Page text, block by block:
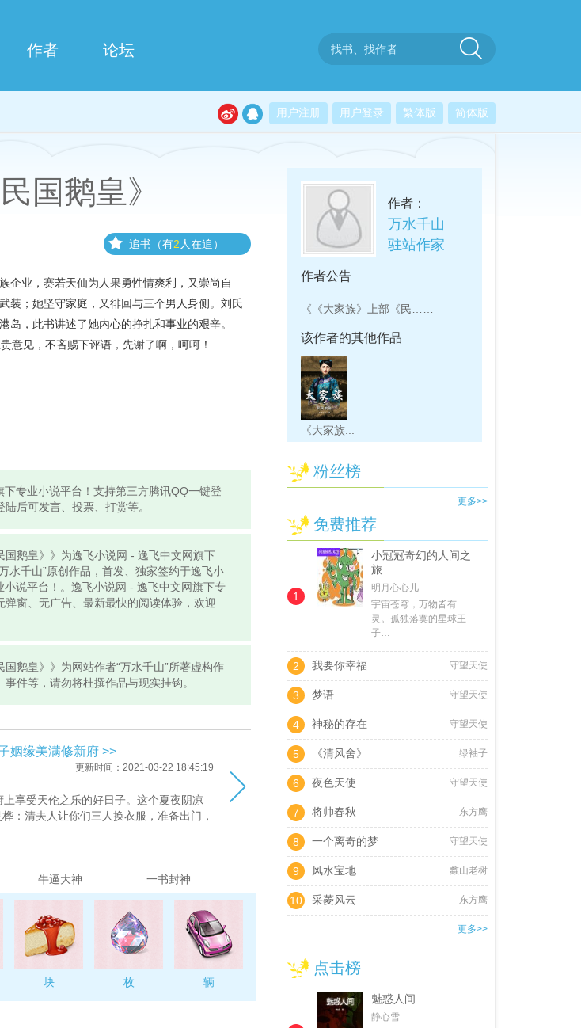
作者 论坛
简体版
繁体版
用户登录
用户注册
国鹅皇》
追书（有2 人在追）
企业，赛若天仙为人果勇性情爽利，又崇尚自
装；她坚守家庭，又徘回与三个男人身侧。刘氏
岛，此书讲述了她内心的挣扎和事业的艰辛。
意见，不吝赐下评语，先谢了啊，呵呵！
专业小说平台！支持第三方腾讯QQ一键登
后可发言、投票、打赏等。
国鹅皇》》为逸飞小说网 - 逸飞中文网旗下
水千山”原创作品，首发、独家签约于逸飞小
说平台！。逸飞小说网 - 逸飞中文网旗下专
弹窗、无广告、最新最快的阅读体验，欢迎
国鹅皇》》为网站作者“万水千山”所著虚构作
件等，请勿将杜撰作品与现实挂钩。
姻缘美满修新府 >>
更新时间：2021-03-22 18:45:19
享受天伦之乐的好日子。这个夏夜阴凉
：清夫人让你们三人换衣服，准备出门，
”世冀看了看灵枫，接道，“若是提亲
恶狠狠道：“哼，给我提亲好啊，隔过你
牛逼大神 一书封神
块 枚 辆
作者：
万水千山
驻站作家
作者公告
《《大家族》上部《民……
该作者的其他作品
《大家族...
粉丝榜
更多>>
免费推荐
1
小冠冠奇幻的人间之
旅
明月心心儿
宇宙苍穹，万物皆有
灵。孤独落寞的星球王
子…
2 我要你幸福 守望天使
3 梦语 守望天使
4 神秘的存在 守望天使
5 《清风舍》 绿袖子
6 夜色天使 守望天使
7 将帅春秋 东方鹰
8 一个离奇的梦 守望天使
9 风水宝地 蠡山老树
10 采菱风云 东方鹰
更多>>
点击榜
魅惑人间
静心雪